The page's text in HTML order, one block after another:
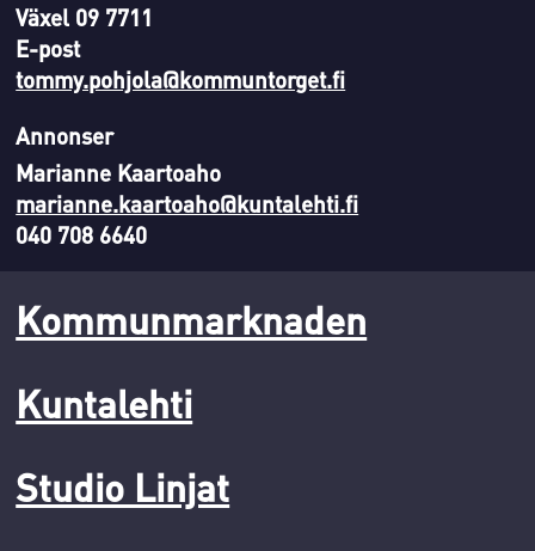
Växel 09 7711
E-post
tommy.pohjola@kommuntorget.fi
Annonser
Marianne Kaartoaho
marianne.kaartoaho@kuntalehti.fi
040 708 6640
Kommunmarknaden
Kuntalehti
Studio Linjat